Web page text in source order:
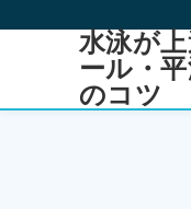
水泳が
ール・
のコツ